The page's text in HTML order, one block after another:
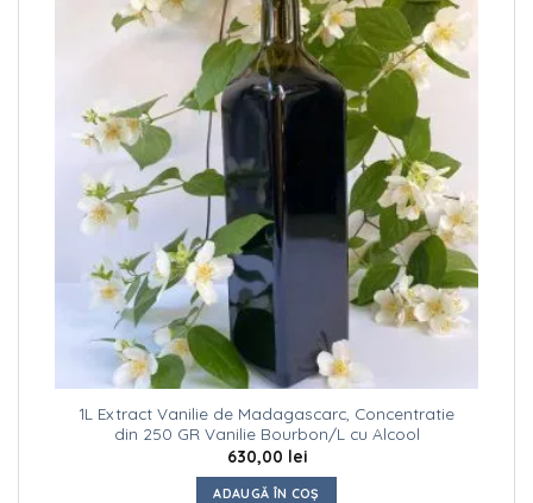
1L Extract Vanilie de Madagascarc, Concentratie
din 250 GR Vanilie Bourbon/L cu Alcool
630,00 lei
ADAUGĂ ÎN COȘ